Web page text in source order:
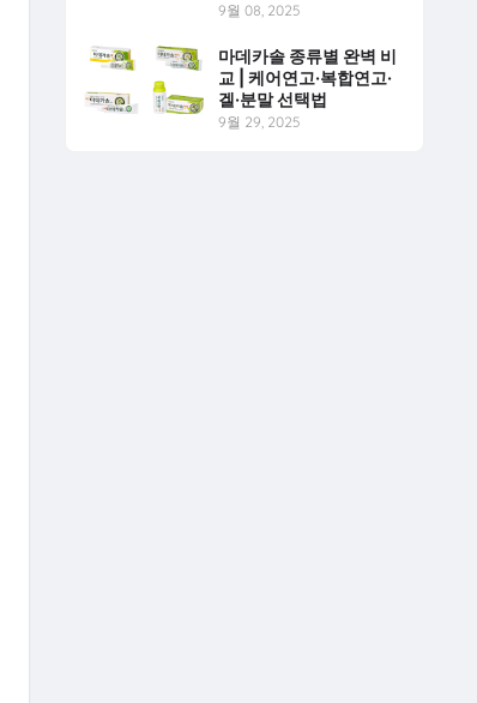
9월 08, 2025
마데카솔 종류별 완벽 비
교 | 케어연고·복합연고·
겔·분말 선택법
9월 29, 2025